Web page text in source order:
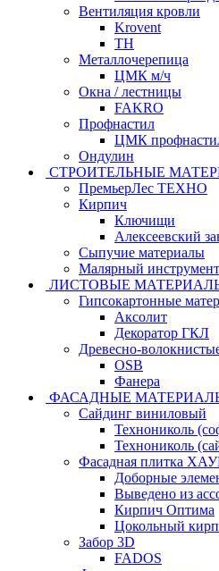
Вентиляция кровли
Krovent
ТН
Металлочерепица
ЦМК м/ч
Окна / лестницы
FAKRO
Профнастил
ЦМК
Ондулин
СТРОИТЕЛЬНЫЕ
ПремьерЛес ТЕХНО
Кирпич
Ключищи
Алексеевский
Сыпучие материалы
Малярный инструмент
ЛИСТОВЫЕ
Гипсокартонные
Аксолит
Декоратор ГКЛ
Древесно-
OSB
Фанера
ФАСАДНЫЕ
Сайдинг виниловый
Технониколь
Технониколь
Фасадная плитка
Доборные
Выведено из
Кирпич Оптима
Цокольный
Забор 3D
FADOS